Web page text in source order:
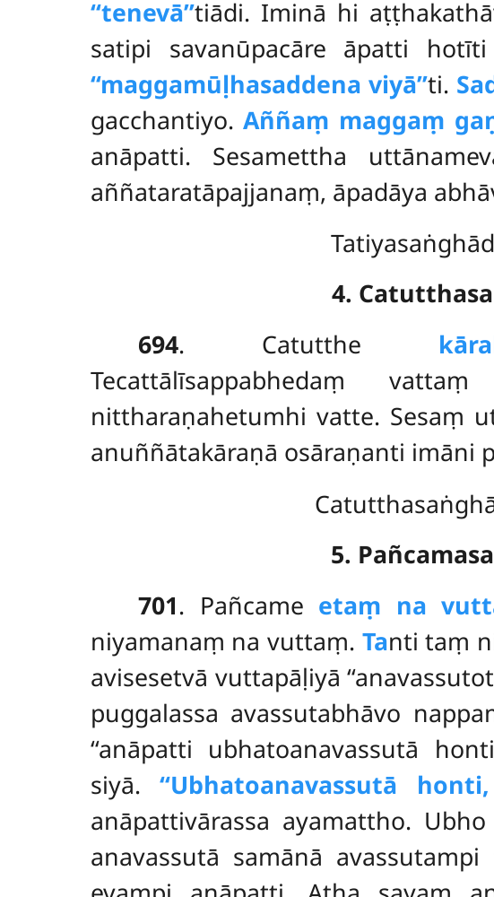
‘‘tenevā’’tiādi. Iminā hi
satipi savanūpacāre āpatti
‘‘maggamūḷhasaddena viyā’’ti.
gacchantiyo.Aññaṃ maggaṃ
anāpatti. Sesamettha
aññataratāpajjanaṃ, āpadāya
4.
694. Catutthe
Tecattālīsappabhedaṃ
nittharaṇahetumhi vatte. Sesaṃ
anuññātakāraṇā osāraṇanti imāni
5.
701. Pañcame etaṃ na
niyamanaṃ na vuttaṃ. Tanti taṃ
avisesetvā vuttapāḷiyā
puggalassa avassutabhāvo
‘‘anāpatti ubhatoanavassutā
siyā.‘‘Ubhatoanavassutā
anāpattivārassa ayamattho.
anavassutā samānā avassutampi